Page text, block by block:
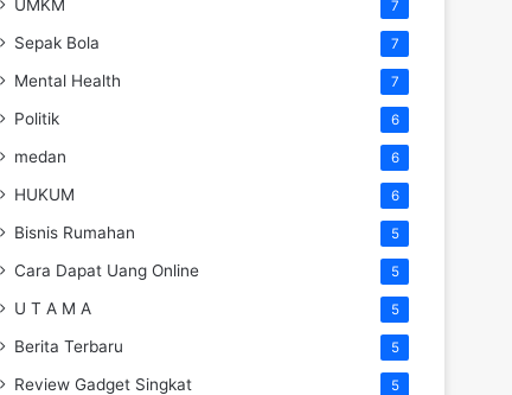
UMKM 7
Sepak Bola 7
Mental Health 7
Politik 6
medan 6
HUKUM 6
Bisnis Rumahan 5
Cara Dapat Uang Online 5
U T A M A 5
Berita Terbaru 5
Review Gadget Singkat 5